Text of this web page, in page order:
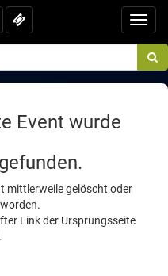
Event wurde
mittlerweile gelöscht oder
Link der Ursprungsseite